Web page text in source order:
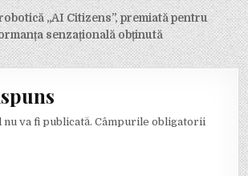
„AI Citizens”, premiată pentru
senzațională obținută
nu va fi publicată. Câmpurile obligatorii